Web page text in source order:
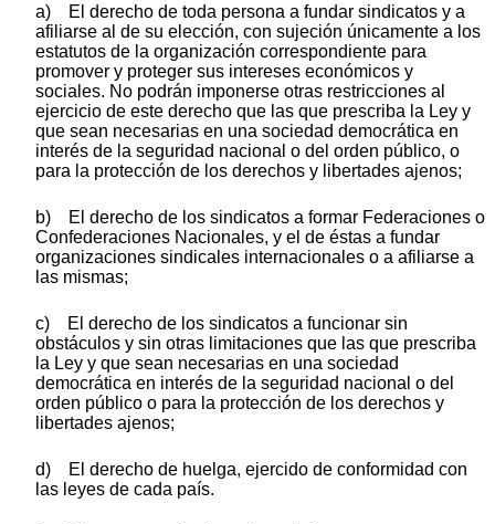
a) El derecho de toda persona a fundar sindicatos y a
afiliarse al de su elección, con sujeción únicamente a los
estatutos de la organización correspondiente para
promover y proteger sus intereses económicos y
sociales. No podrán imponerse otras restricciones al
ejercicio de este derecho que las que prescriba la Ley y
que sean necesarias en una sociedad democrática en
interés de la seguridad nacional o del orden público, o
para la protección de los derechos y libertades ajenos;
b) El derecho de los sindicatos a formar Federaciones o
Confederaciones Nacionales, y el de éstas a fundar
organizaciones sindicales internacionales o a afiliarse a
las mismas;
c) El derecho de los sindicatos a funcionar sin
obstáculos y sin otras limitaciones que las que prescriba
la Ley y que sean necesarias en una sociedad
democrática en interés de la seguridad nacional o del
orden público o para la protección de los derechos y
libertades ajenos;
d) El derecho de huelga, ejercido de conformidad con
las leyes de cada país.